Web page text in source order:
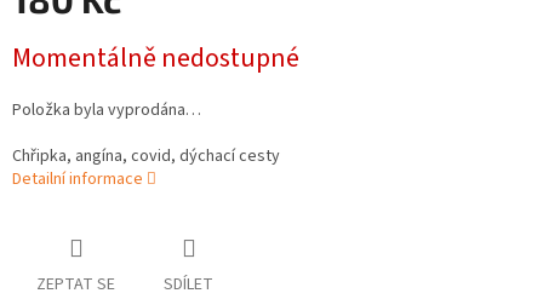
cena:
Momentálně nedostupné
Položka byla vyprodána…
Chřipka, angína, covid, dýchací cesty
Detailní informace
ZEPTAT SE SDÍLET